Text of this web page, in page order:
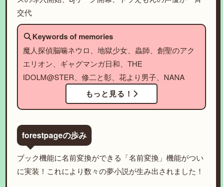
交代
Keywords of memories
魔人探偵脳噛ネウロ、地獄少女、蟲師、創聖のアク
エリオン、ギャグマンガ日和、THE
IDOLM@STER、修二と彰、花より男子、NANA
もっと見る！
forestpageの歩み
ブック機能に名前変換ができる「名前変換」機能がつい
に実装！これにより数々の夢小説が生み出されました！